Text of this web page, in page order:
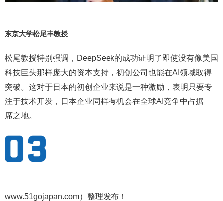
东京大学松尾丰教授
松尾教授特别强调，DeepSeek的成功证明了即使没有像美国
科技巨头那样庞大的资本支持，初创公司也能在AI领域取得
突破。这对于日本的初创企业来说是一种激励，表明只要专
注于技术开发，日本企业同样有机会在全球AI竞争中占据一
席之地。
www.51gojapan.com）整理发布！